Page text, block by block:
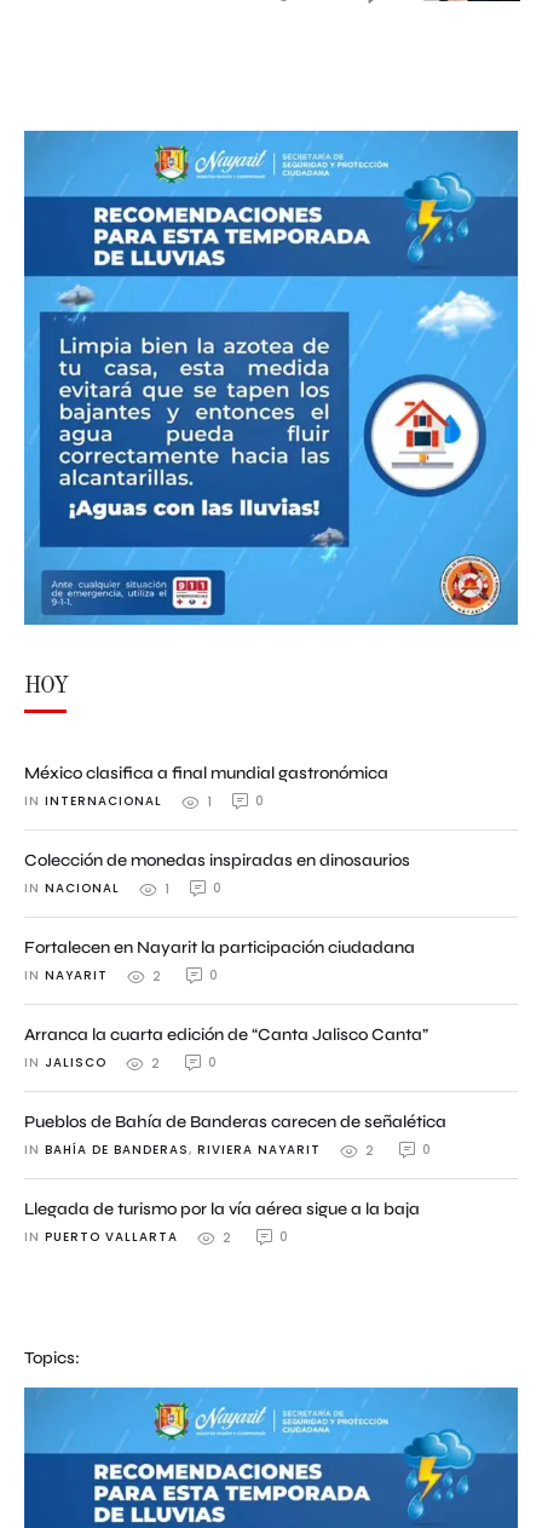
HOY
México clasifica a final mundial gastronómica
IN INTERNACIONAL 1 0
Colección de monedas inspiradas en dinosaurios
IN NACIONAL 1 0
Fortalecen en Nayarit la participación ciudadana
IN NAYARIT 2 0
Arranca la cuarta edición de “Canta Jalisco Canta”
IN JALISCO 2 0
Pueblos de Bahía de Banderas carecen de señalética
IN BAHÍA DE BANDERAS, RIVIERA NAYARIT 2 0
Llegada de turismo por la vía aérea sigue a la baja
IN PUERTO VALLARTA 2 0
Topics: